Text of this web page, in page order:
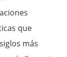
que
más